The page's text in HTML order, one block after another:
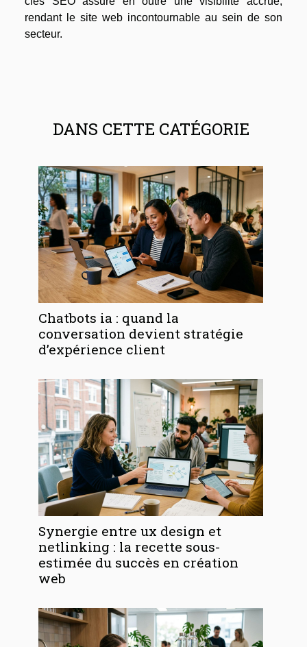
rendant le site web incontournable au sein de son
secteur.
DANS CETTE CATÉGORIE
Chatbots ia : quand la
conversation devient stratégie
d’expérience client
Synergie entre ux design et
netlinking : la recette sous-
estimée du succès en création
web